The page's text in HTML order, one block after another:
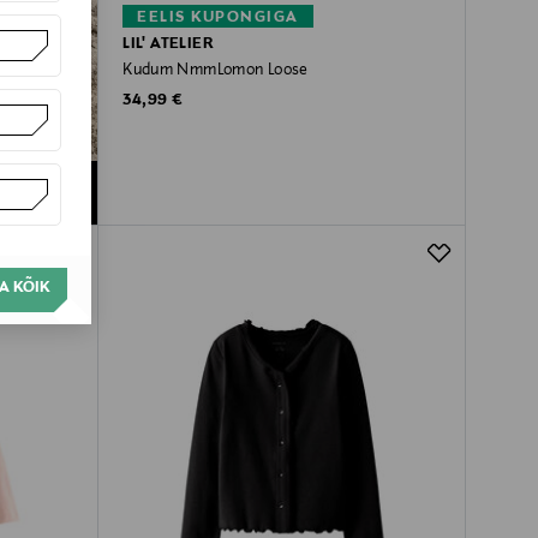
KÕIK
EELIS KUPONGIGA
LIL' ATELIER
Kudum NmmLomon Loose
Original Price
34,99 €